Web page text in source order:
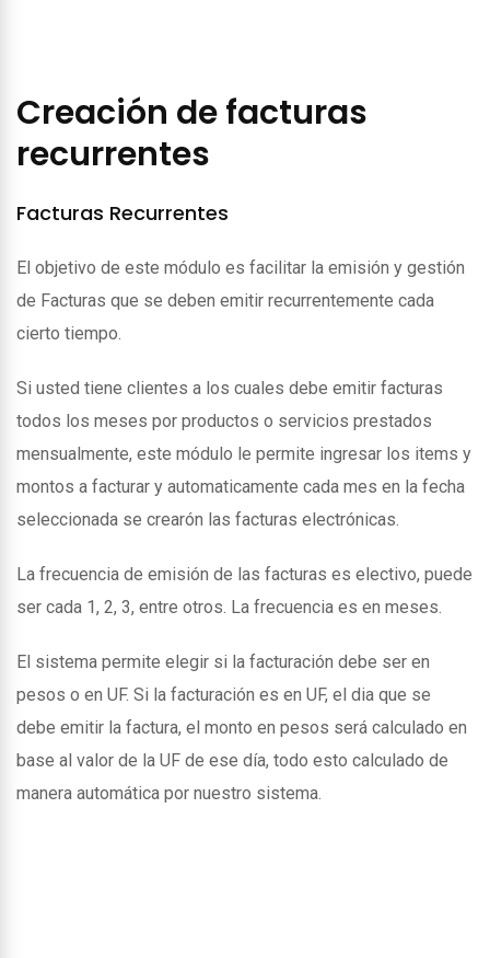
Creación de facturas
recurrentes
Facturas Recurrentes
El objetivo de este módulo es facilitar la emisión y gestión
de Facturas que se deben emitir recurrentemente cada
cierto tiempo.
Si usted tiene clientes a los cuales debe emitir facturas
todos los meses por productos o servicios prestados
mensualmente, este módulo le permite ingresar los items y
montos a facturar y automaticamente cada mes en la fecha
seleccionada se crearón las facturas electrónicas.
La frecuencia de emisión de las facturas es electivo, puede
ser cada 1, 2, 3, entre otros. La frecuencia es en meses.
El sistema permite elegir si la facturación debe ser en
pesos o en UF. Si la facturación es en UF, el dia que se
debe emitir la factura, el monto en pesos será calculado en
base al valor de la UF de ese día, todo esto calculado de
manera automática por nuestro sistema.